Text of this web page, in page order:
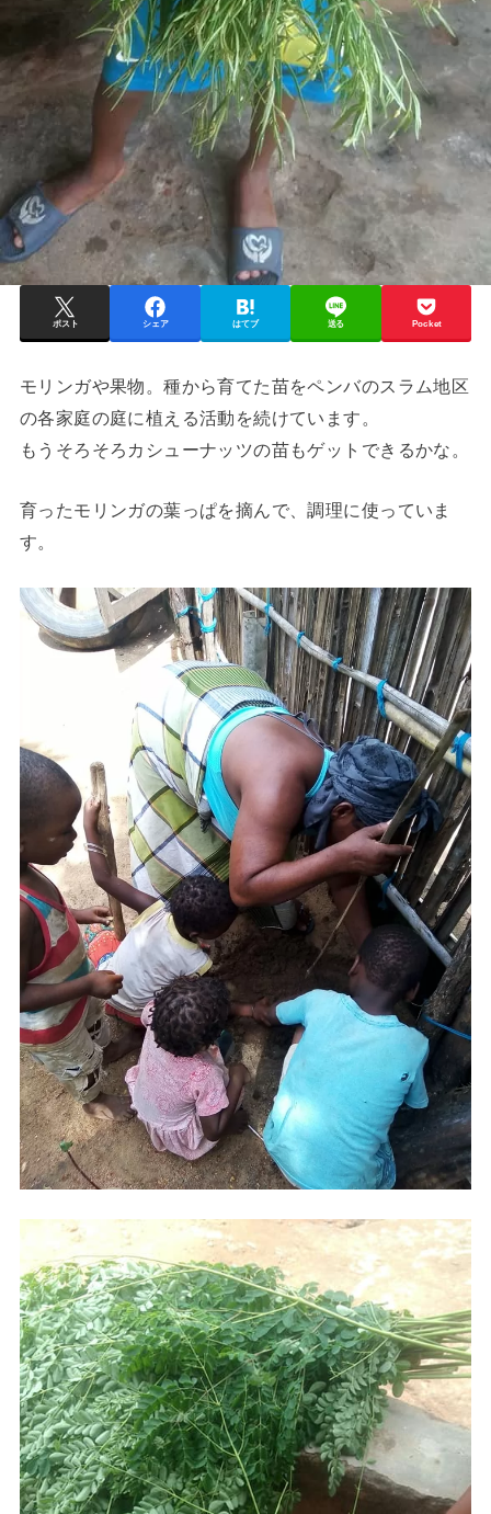
ポスト シェア はてブ 送る Pocket
モリンガや果物。種から育てた苗をペンバのスラム地区
の各家庭の庭に植える活動を続けています。
もうそろそろカシューナッツの苗もゲットできるかな。
育ったモリンガの葉っぱを摘んで、調理に使っていま
す。